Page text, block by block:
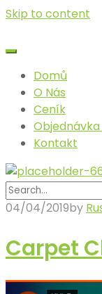
Skip to content
Domů
O Nás
Ceník
Objednávka
Kontakt
04/04/2019by
Carpet